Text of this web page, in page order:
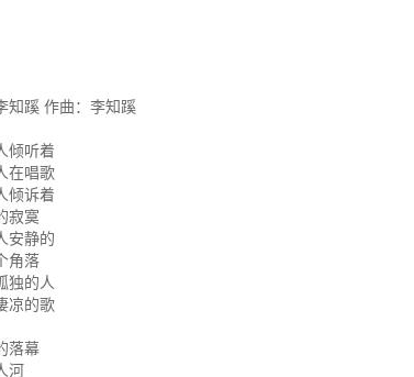
知蹊 作曲：李知蹊
倾听着
在唱歌
倾诉着
寂寞
安静的
角落
独的人
凉的歌
落幕
河